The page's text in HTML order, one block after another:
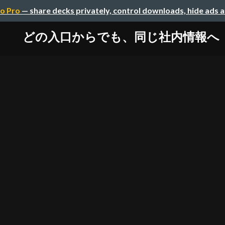
Pro — share decks privately, control downloads, hide ads
どの入口からでも、同じ社内情報へ